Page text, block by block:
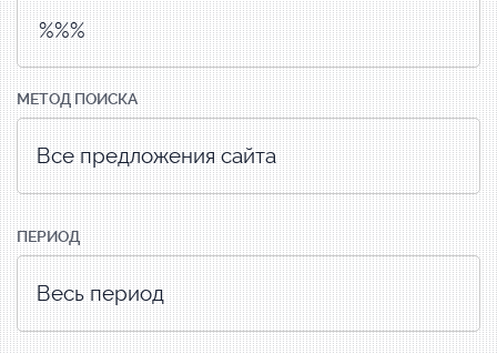
МЕТОД ПОИСКА
ПЕРИОД